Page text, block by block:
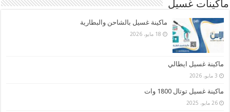
ماكينات غسيل
ماكينة غسيل بالشاحن والبطارية
18 مايو، 2026
ماكينة غسيل ايطالي
3 مايو، 2026
ماكينة غسيل توتال 1800 وات
26 مايو، 2025